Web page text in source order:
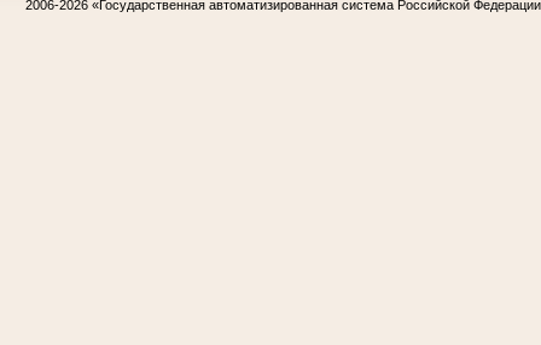
2006-2026 «Государственная автоматизированная система Российской